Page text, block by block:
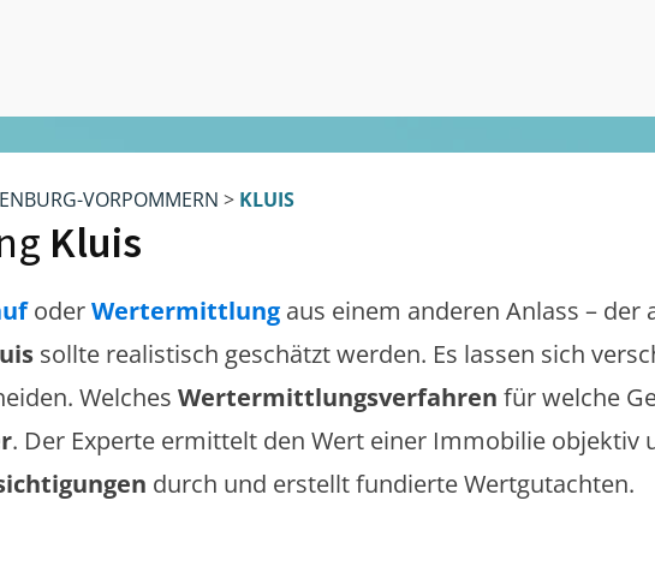
VORPOMMERN > KLUIS
Kluis
oderWertermittlung aus einem anderen Anlass – der
sollte realistisch geschätzt werden. Es lassen sich
Welches Wertermittlungsverfahren für welche
. Der Experte ermittelt den Wert einer Immobilie objektiv
durch und erstellt fundierte Wertgutachten.